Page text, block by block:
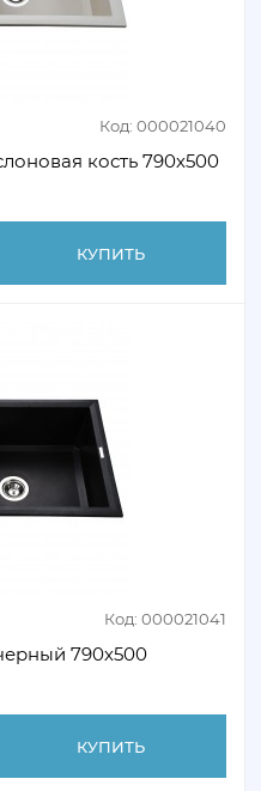
Код: 000021040
кость 790х500
КУПИТЬ
Код: 000021041
790х500
КУПИТЬ